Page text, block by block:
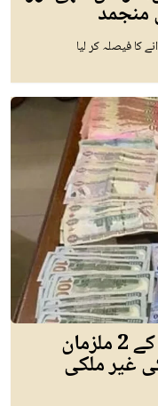
منجمد
کا فیصلہ کر لیا
اسلام آباد: حوالہ ہنڈی گینگ کے 2 ملزمان
غیر ملکی